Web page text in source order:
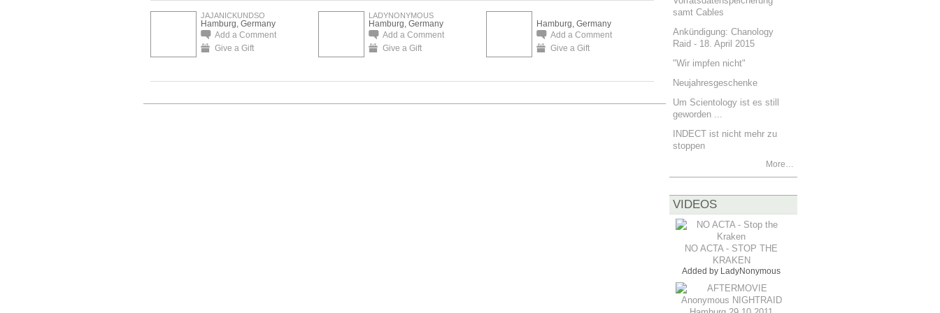
JAJANICKUNDSO
Hamburg, Germany
Add a Comment
Give a Gift
LADYNONYMOUS
Hamburg, Germany
Add a Comment
Give a Gift
Hamburg, Germany
Add a Comment
Give a Gift
samt Cables
Ankündigung: Chanology
Raid - 18. April 2015
"Wir impfen nicht"
Neujahresgeschenke
Um Scientology ist es still
geworden ...
INDECT ist nicht mehr zu
stoppen
More…
VIDEOS
NO ACTA - STOP THE
KRAKEN
Added by LadyNonymous